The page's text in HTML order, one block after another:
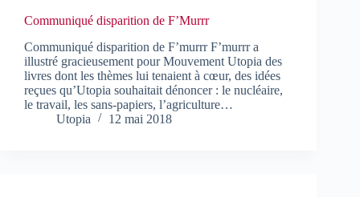
Communiqué disparition de F’Murrr
Communiqué disparition de F’murrr F’murrr a
illustré gracieusement pour Mouvement Utopia des
livres dont les thèmes lui tenaient à cœur, des idées
reçues qu’Utopia souhaitait dénoncer : le nucléaire,
le travail, les sans-papiers, l’agriculture…
Utopia
12 mai 2018